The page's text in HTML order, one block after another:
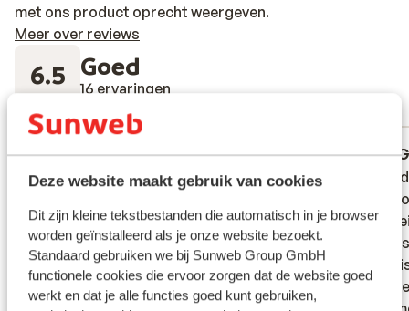
Deze website maakt gebruik van cookies
Dit zijn kleine tekstbestanden die automatisch in je browser
worden geïnstalleerd als je onze website bezoekt.
Standaard gebruiken we bij Sunweb Group GmbH
functionele cookies die ervoor zorgen dat de website goed
werkt en dat je alle functies goed kunt gebruiken,
met ons product oprecht weergeven.
Meer over reviews
6.5 Goed
16 ervaringen
Meest geboekt door met familie
5.9 Gemiddeld
3 weken geleden
Met verbouwing aan het doen. En nog zoo
Met verbouwing aan het doen. En nog zoo
4.0
Er
iets
in
Er
iets
in